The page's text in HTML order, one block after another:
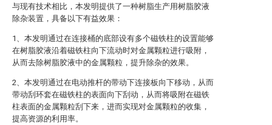
与现有技术相比，本发明提供了一种树脂生产用树脂胶液
除杂装置，具备以下有益效果：
1、本发明通过在连接桶的底部设有多个磁铁柱的设置能够
在树脂胶液沿着磁铁柱向下流动时对金属颗粒进行吸附，
从而去除树脂胶液中的金属颗粒，提升除杂的效果。
2、本发明通过在电动推杆的带动下连接板向下移动，从而
带动刮环套在磁铁柱的表面向下刮动，从而将吸附在磁铁
柱表面的金属颗粒刮下来，进而实现对金属颗粒的收集，
提高资源的利用率。